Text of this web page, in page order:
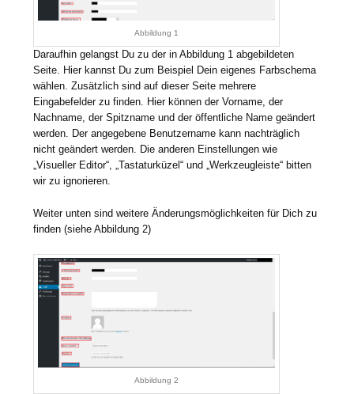
Abbildung 1
Daraufhin gelangst Du zu der in Abbildung 1 abgebildeten
Seite. Hier kannst Du zum Beispiel Dein eigenes Farbschema
wählen. Zusätzlich sind auf dieser Seite mehrere
Eingabefelder zu finden. Hier können der Vorname, der
Nachname, der Spitzname und der öffentliche Name geändert
werden. Der angegebene Benutzername kann nachträglich
nicht geändert werden. Die anderen Einstellungen wie
„Visueller Editor“, „Tastaturküzel“ und „Werkzeugleiste“ bitten
wir zu ignorieren.
Weiter unten sind weitere Änderungsmöglichkeiten für Dich zu
finden (siehe Abbildung 2)
Abbildung 2